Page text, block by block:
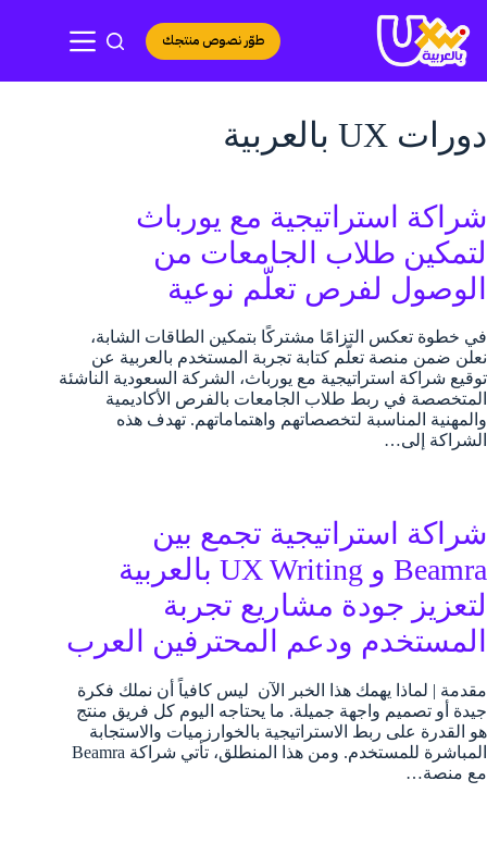
إلى
المحتوى
طوّر نصوص منتجك
دورات UX بالعربية
شراكة استراتيجية مع يورباث
لتمكين طلاب الجامعات من
الوصول لفرص تعلّم نوعية
في خطوة تعكس التزامًا مشتركًا بتمكين الطاقات الشابة،
نعلن ضمن منصة تعلّم كتابة تجربة المستخدم بالعربية عن
توقيع شراكة استراتيجية مع يورباث، الشركة السعودية الناشئة
المتخصصة في ربط طلاب الجامعات بالفرص الأكاديمية
والمهنية المناسبة لتخصصاتهم واهتماماتهم. تهدف هذه
الشراكة إلى…
شراكة استراتيجية تجمع بين
Beamra و UX Writing بالعربية
لتعزيز جودة مشاريع تجربة
المستخدم ودعم المحترفين العرب
مقدمة | لماذا يهمك هذا الخبر الآن ليس كافياً أن نملك فكرة
جيدة أو تصميم واجهة جميلة. ما يحتاجه اليوم كل فريق منتج
هو القدرة على ربط الاستراتيجية بالخوارزميات والاستجابة
المباشرة للمستخدم. ومن هذا المنطلق، تأتي شراكة Beamra
مع منصة…